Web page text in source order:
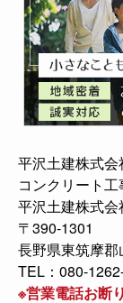
平沢土建株式会
コンクリート
平沢土建株式会
〒390-1301
長野県東筑摩郡
TEL：080-
※営業電話お断り